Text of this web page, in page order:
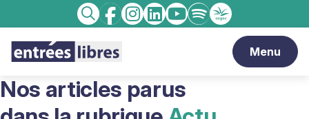
Menu
Recherche
Facebook
Instagram
linkedinYoutube
SpotifyEnseignement
catholique
Nos articles parus